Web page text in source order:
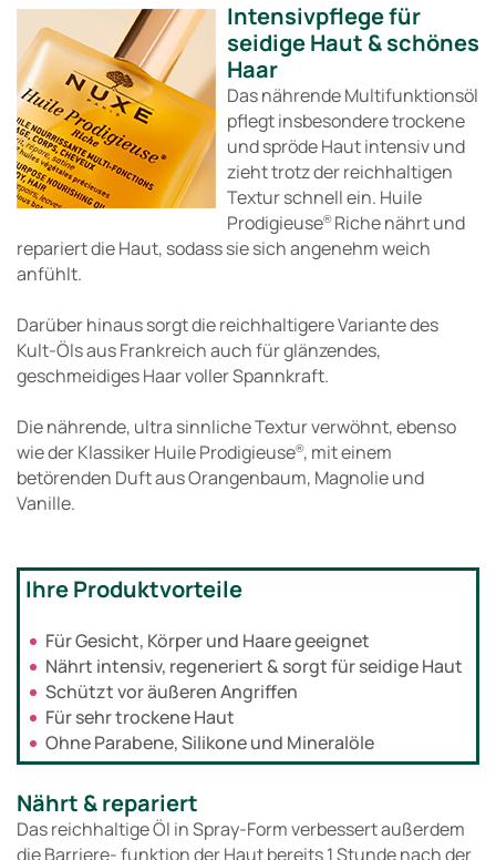
Intensivpflege für
seidige Haut & schönes
Haar
Das nährende Multifunktionsöl
pflegt insbesondere trockene
und spröde Haut intensiv und
zieht trotz der reichhaltigen
Textur schnell ein. Huile
Prodigieuse®Riche nährt und
repariert die Haut, sodass sie sich angenehm weich
anfühlt.
Darüber hinaus sorgt die reichhaltigere Variante des
Kult-Öls aus Frankreich auch für glänzendes,
geschmeidiges Haar voller Spannkraft.
Die nährende, ultra sinnliche Textur verwöhnt, ebenso
wie der Klassiker Huile Prodigieuse®, mit einem
betörenden Duft aus Orangenbaum, Magnolie und
Vanille.
Ihre Produktvorteile
Für Gesicht, Körper und Haare geeignet
Nährt intensiv, regeneriert & sorgt für seidige Haut
Schützt vor äußeren Angriffen
Für sehr trockene Haut
Ohne Parabene, Silikone und Mineralöle
Nährt & repariert
Das reichhaltige Öl in Spray-Form verbessert außerdem
die Barriere- funktion der Haut bereits 1 Stunde nach der